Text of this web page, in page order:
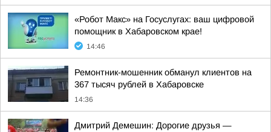
«Робот Макс» на Госуслугах: ваш цифровой
помощник в Хабаровском крае!
14:46
Ремонтник-мошенник обманул клиентов на
367 тысяч рублей в Хабаровске
14:36
Дмитрий Демешин: Дорогие друзья —